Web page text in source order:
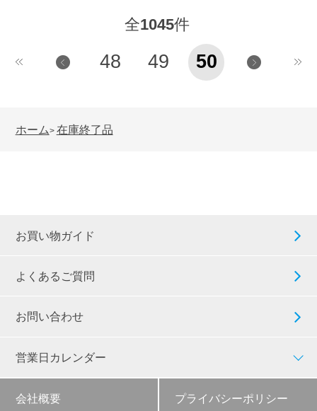
全1045件
48 49 50
ホーム> 在庫終了品
お買い物ガイド
よくあるご質問
お問い合わせ
営業日カレンダー
会社概要 プライバシーポリシー